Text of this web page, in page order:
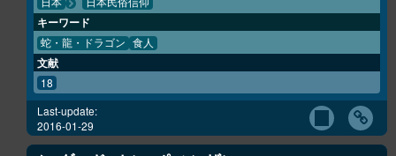
日本 日本民俗信仰
キーワード
蛇・龍・ドラゴン 食人
文献
18
Last-update:
2016-01-29